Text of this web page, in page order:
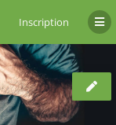
Inscription